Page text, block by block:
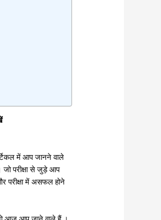
में आप जानने वाले
जो परीक्षा से जुड़े आप
परीक्षा में असफल होने